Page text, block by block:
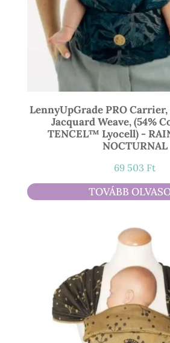
LennyUpGrade PRO
Jacquard Weave, (54%
TENCEL™ Lyocell) -
NOCTURNAL
69 503 Ft
TOVÁBB